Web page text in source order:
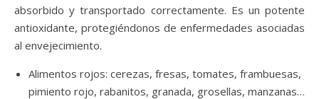
absorbido y transportado correctamente. Es un potente
antioxidante, protegiéndonos de enfermedades asociadas
al envejecimiento.
Alimentos rojos: cerezas, fresas, tomates, frambuesas,
pimiento rojo, rabanitos, granada, grosellas, manzanas…